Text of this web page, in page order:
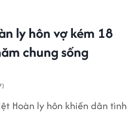
ly hôn vợ kém 18
chung sống
Hoàn ly hôn khiến dân tình